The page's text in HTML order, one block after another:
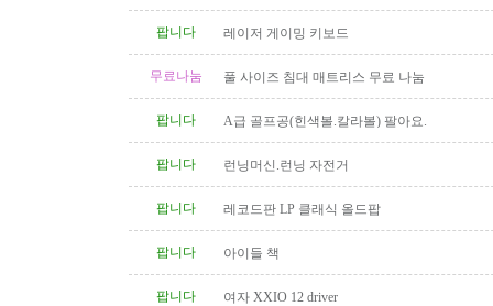
팝니다 레이저 게이밍 키보드
무료나눔 풀 사이즈 침대 매트리스 무료 나눔
팝니다 A급 골프공(힌색볼.칼라볼) 팔아요.
팝니다 런닝머신.런닝 자전거
팝니다 레코드판 LP 클래식 올드팝
팝니다 아이들 책
팝니다 여자 XXIO 12 driver